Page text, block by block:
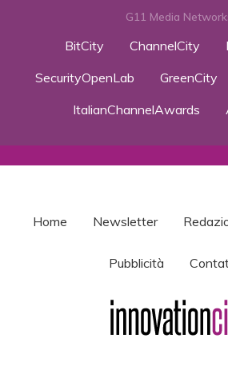
G11 Media
BitCity ChannelCity
SecurityOpenLab
GreenCity
ItalianChannelAwards
Home Newsletter
Pubblicità